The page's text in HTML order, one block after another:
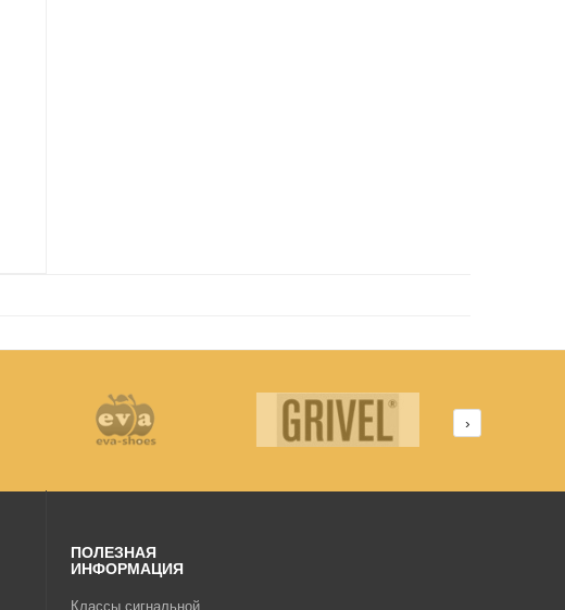
›
ПОЛЕЗНАЯ
ИНФОРМАЦИЯ
Классы сигнальной